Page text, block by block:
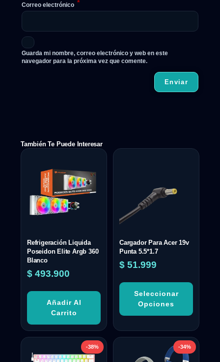
Correo electrónico *
Guarda mi nombre, correo electrónico y web en este
navegador para la próxima vez que comente.
También Te Puede Interesar
Refrigeración Liquida
Poseidon Elite Argb 360
Blanco
$ 493.900
Añadir Al
Carrito
Cargador Para Acer 19v
Punta 5.5*1.7
$ 51.999
Seleccionar
Opciones
-38% -34%